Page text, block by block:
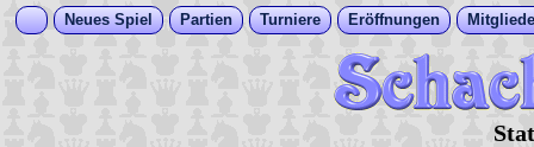
Neues Spiel Partien Turniere Eröffnungen